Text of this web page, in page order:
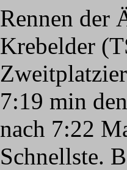
Rennen der
Krebelder
7:19 min
nach 7:22
Schnellste.